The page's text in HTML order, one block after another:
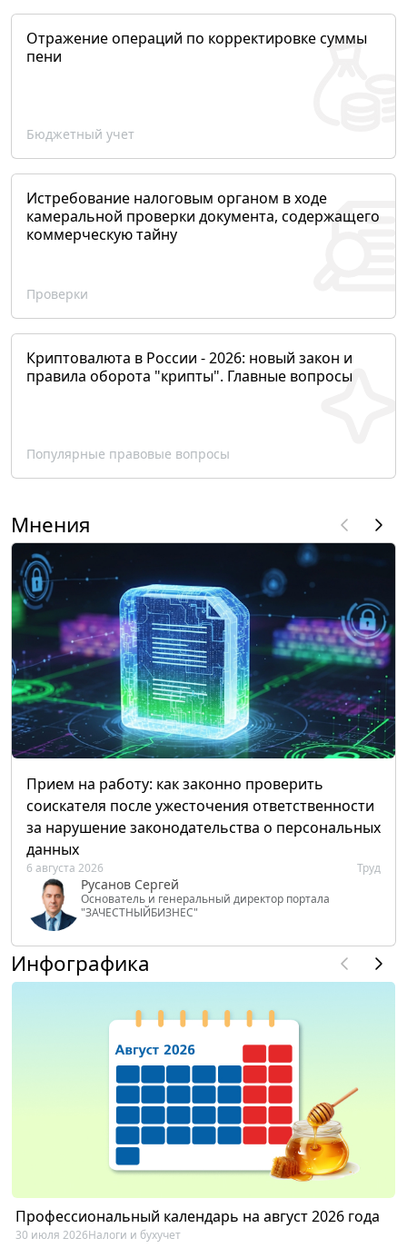
Отражение операций по корректировке суммы
пени
Бюджетный учет
Истребование налоговым органом в ходе
камеральной проверки документа, содержащего
коммерческую тайну
Проверки
Криптовалюта в России - 2026: новый закон и
правила оборота "крипты". Главные вопросы
Популярные правовые вопросы
Мнения
Прием на работу: как законно проверить
соискателя после ужесточения ответственности
за нарушение законодательства о персональных
данных
6 августа 2026 Труд
Русанов Сергей
Основатель и генеральный директор портала
"ЗАЧЕСТНЫЙБИЗНЕС"
Инфографика
Профессиональный календарь на август 2026 года
30 июля 2026Налоги и бухучет